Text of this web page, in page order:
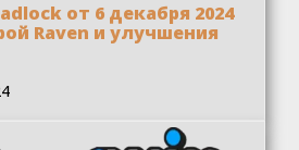
от 6 декабря 2024
Raven и улучшения